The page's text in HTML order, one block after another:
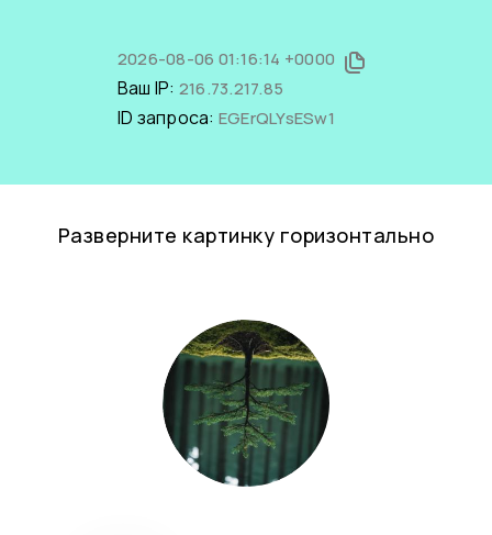
2026-08-06 01:16:14 +0000
Ваш IP: 216.73.217.85
ID запроса: EGErQLYsESw1
Разверните картинку горизонтально